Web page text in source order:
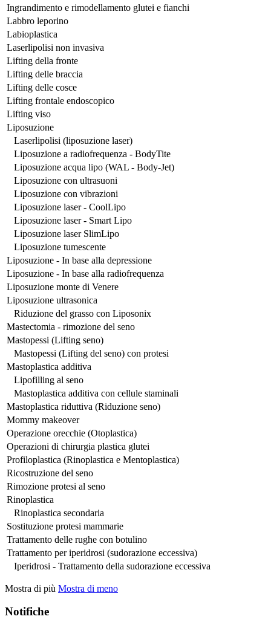
Ingrandimento e rimodellamento glutei e fianchi
Labbro leporino
Labioplastica
Laserlipolisi non invasiva
Lifting della fronte
Lifting delle braccia
Lifting delle cosce
Lifting frontale endoscopico
Lifting viso
Liposuzione
Laserlipolisi (liposuzione laser)
Liposuzione a radiofrequenza - BodyTite
Liposuzione acqua lipo (WAL - Body-Jet)
Liposuzione con ultrasuoni
Liposuzione con vibrazioni
Liposuzione laser - CoolLipo
Liposuzione laser - Smart Lipo
Liposuzione laser SlimLipo
Liposuzione tumescente
Liposuzione - In base alla depressione
Liposuzione - In base alla radiofrequenza
Liposuzione monte di Venere
Liposuzione ultrasonica
Riduzione del grasso con Liposonix
Mastectomia - rimozione del seno
Mastopessi (Lifting seno)
Mastopessi (Lifting del seno) con protesi
Mastoplastica additiva
Lipofilling al seno
Mastoplastica additiva con cellule staminali
Mastoplastica riduttiva (Riduzione seno)
Mommy makeover
Operazione orecchie (Otoplastica)
Operazioni di chirurgia plastica glutei
Profiloplastica (Rinoplastica e Mentoplastica)
Ricostruzione del seno
Rimozione protesi al seno
Rinoplastica
Rinoplastica secondaria
Sostituzione protesi mammarie
Trattamento delle rughe con botulino
Trattamento per iperidrosi (sudorazione eccessiva)
Iperidrosi - Trattamento della sudorazione eccessiva
Mostra di più Mostra di meno
Notifiche